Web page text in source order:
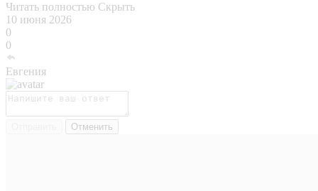
Читать полностью Скрыть
10 июня 2026
0
0
Евгения
Отменить